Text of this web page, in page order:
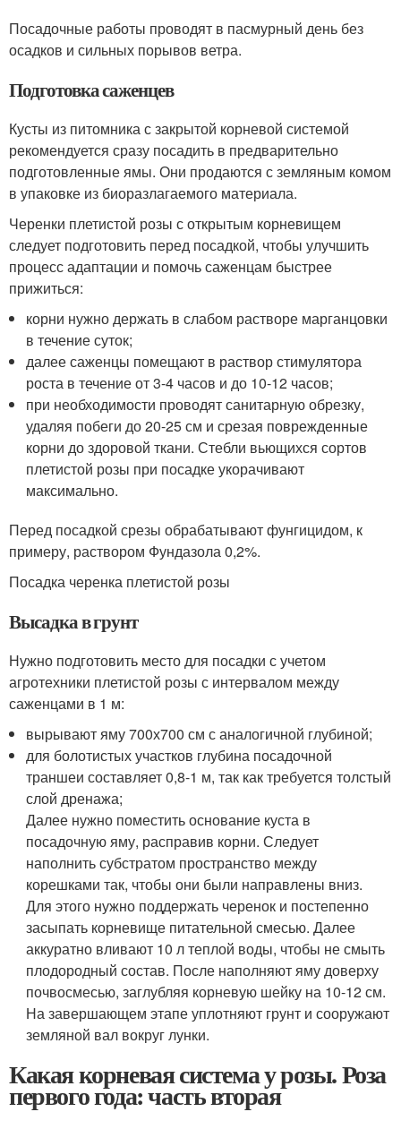
Посадочные работы проводят в пасмурный день без
осадков и сильных порывов ветра.
Подготовка саженцев
Кусты из питомника с закрытой корневой системой
рекомендуется сразу посадить в предварительно
подготовленные ямы. Они продаются с земляным комом
в упаковке из биоразлагаемого материала.
Черенки плетистой розы с открытым корневищем
следует подготовить перед посадкой, чтобы улучшить
процесс адаптации и помочь саженцам быстрее
прижиться:
корни нужно держать в слабом растворе марганцовки
в течение суток;
далее саженцы помещают в раствор стимулятора
роста в течение от 3-4 часов и до 10-12 часов;
при необходимости проводят санитарную обрезку,
удаляя побеги до 20-25 см и срезая поврежденные
корни до здоровой ткани. Стебли вьющихся сортов
плетистой розы при посадке укорачивают
максимально.
Перед посадкой срезы обрабатывают фунгицидом, к
примеру, раствором Фундазола 0,2%.
Посадка черенка плетистой розы
Высадка в грунт
Нужно подготовить место для посадки с учетом
агротехники плетистой розы с интервалом между
саженцами в 1 м:
вырывают яму 700х700 см с аналогичной глубиной;
для болотистых участков глубина посадочной
траншеи составляет 0,8-1 м, так как требуется толстый
слой дренажа;
Далее нужно поместить основание куста в
посадочную яму, расправив корни. Следует
наполнить субстратом пространство между
корешками так, чтобы они были направлены вниз.
Для этого нужно поддержать черенок и постепенно
засыпать корневище питательной смесью. Далее
аккуратно вливают 10 л теплой воды, чтобы не смыть
плодородный состав. После наполняют яму доверху
почвосмесью, заглубляя корневую шейку на 10-12 см.
На завершающем этапе уплотняют грунт и сооружают
земляной вал вокруг лунки.
Какая корневая система у розы. Роза
первого года: часть вторая